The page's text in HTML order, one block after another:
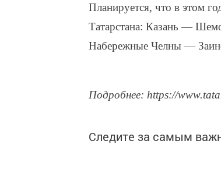
Планируется, что в этом
Татарстана: Казань —
Набережные Челны —
Подробнее: https://
Следите за самым